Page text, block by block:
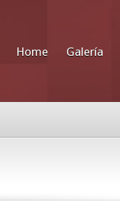
Home Galería